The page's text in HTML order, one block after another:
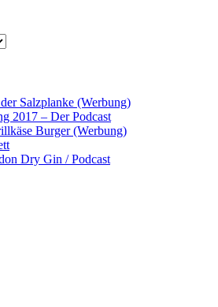
Salzplanke (Werbung)
2017 – Der Podcast
Burger (Werbung)
Dry Gin / Podcast